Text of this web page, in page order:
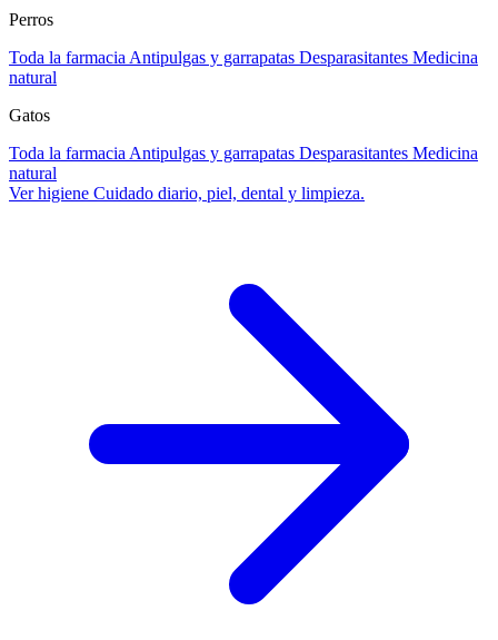
Perros
Toda la farmacia Antipulgas y garrapatas Desparasitantes Medicina
natural
Gatos
Toda la farmacia Antipulgas y garrapatas Desparasitantes Medicina
natural
Ver higiene Cuidado diario, piel, dental y limpieza.